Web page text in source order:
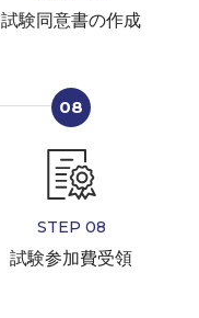
08
STEP 08
試験参加費受領
試験同意書の作成